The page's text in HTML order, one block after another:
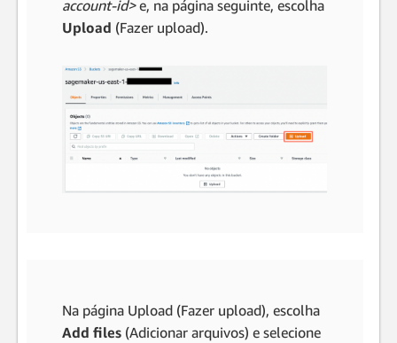
account-id>e, na página seguinte, escolha
Upload (Fazer upload).
Na página Upload (Fazer upload), escolha
Add files (Adicionar arquivos) e selecione